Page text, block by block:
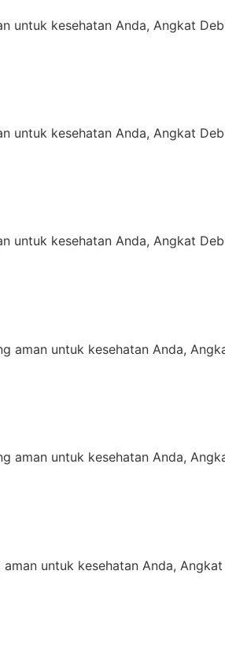
untuk kesehatan Anda, Angkat
untuk kesehatan Anda, Angkat
untuk kesehatan Anda, Angkat
aman untuk kesehatan Anda,
aman untuk kesehatan Anda,
untuk kesehatan Anda,